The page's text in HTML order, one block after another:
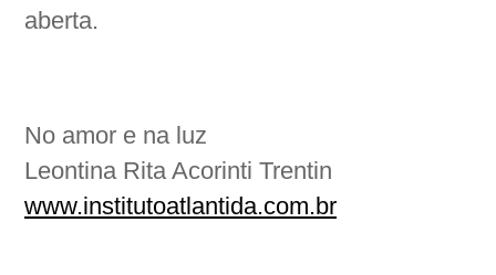
aberta.
No amor e na luz
Leontina Rita Acorinti Trentin
www.institutoatlantida.com.br